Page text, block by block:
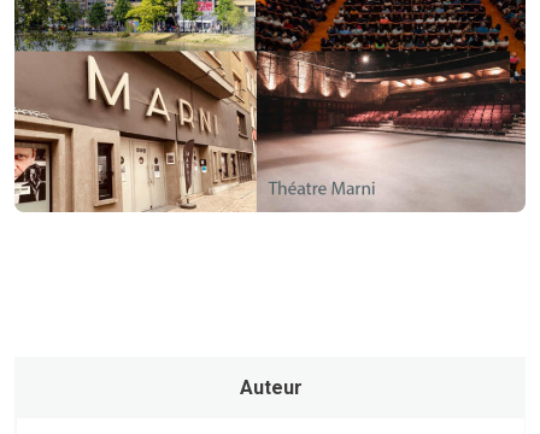
Auteur